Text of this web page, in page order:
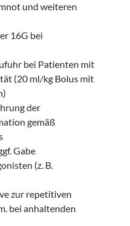
und weiteren
16G bei
bei Patienten mit
(20 ml/kg Bolus mit
der
gemäß
Gabe
(z. B.
zur repetitiven
bei anhaltenden